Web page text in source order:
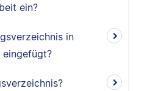
ein?
in
eingefügt?